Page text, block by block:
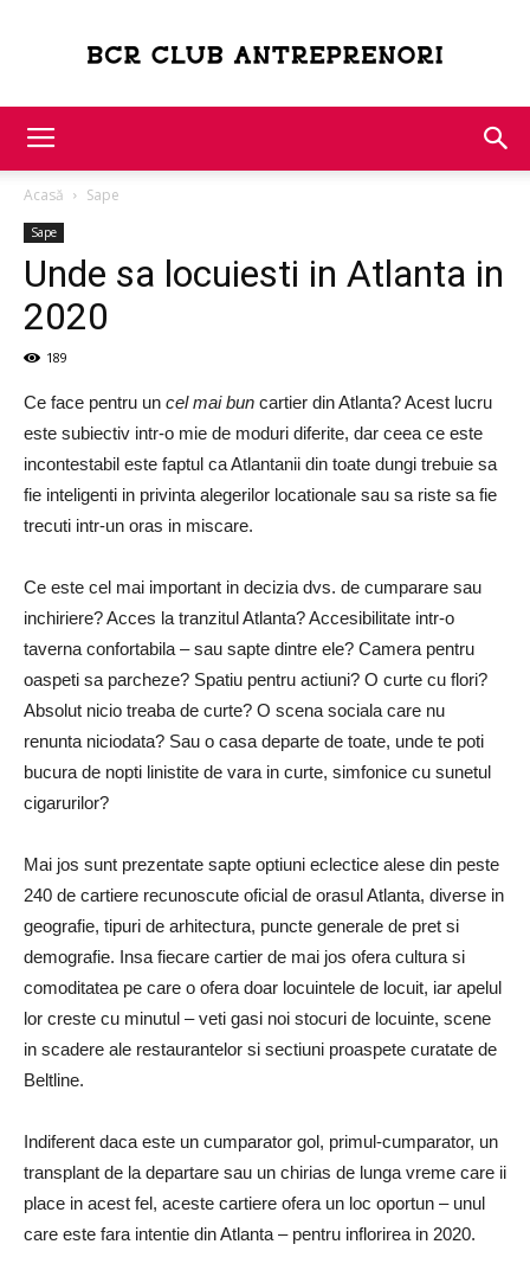
Acasă Sape
Sape
Unde sa locuiesti in Atlanta in
2020
189
Ce face pentru un cel mai bun cartier din Atlanta? Acest lucru
este subiectiv intr-o mie de moduri diferite, dar ceea ce este
incontestabil este faptul ca Atlantanii din toate dungi trebuie sa
fie inteligenti in privinta alegerilor locationale sau sa riste sa fie
trecuti intr-un oras in miscare.
Ce este cel mai important in decizia dvs. de cumparare sau
inchiriere? Acces la tranzitul Atlanta? Accesibilitate intr-o
taverna confortabila – sau sapte dintre ele? Camera pentru
oaspeti sa parcheze? Spatiu pentru actiuni? O curte cu flori?
Absolut nicio treaba de curte? O scena sociala care nu
renunta niciodata? Sau o casa departe de toate, unde te poti
bucura de nopti linistite de vara in curte, simfonice cu sunetul
cigarurilor?
Mai jos sunt prezentate sapte optiuni eclectice alese din peste
240 de cartiere recunoscute oficial de orasul Atlanta, diverse in
geografie, tipuri de arhitectura, puncte generale de pret si
demografie. Insa fiecare cartier de mai jos ofera cultura si
comoditatea pe care o ofera doar locuintele de locuit, iar apelul
lor creste cu minutul – veti gasi noi stocuri de locuinte, scene
in scadere ale restaurantelor si sectiuni proaspete curatate de
Beltline.
Indiferent daca este un cumparator gol, primul-cumparator, un
transplant de la departare sau un chirias de lunga vreme care ii
place in acest fel, aceste cartiere ofera un loc oportun – unul
care este fara intentie din Atlanta – pentru inflorirea in 2020.